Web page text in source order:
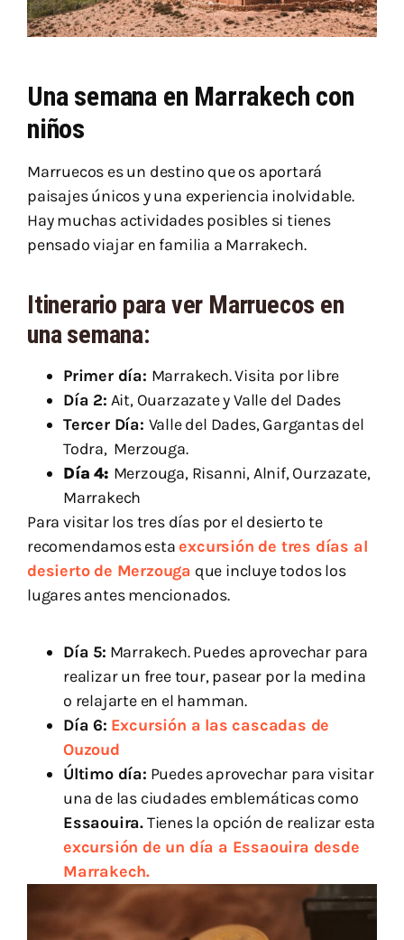
Una semana en Marrakech con
niños
Marruecos es un destino que os aportará
paisajes únicos y una experiencia inolvidable.
Hay muchas actividades posibles si tienes
pensado viajar en familia a Marrakech.
Itinerario para ver Marruecos en
una semana:
Primer día: Marrakech. Visita por libre
Día 2: Ait, Ouarzazate y Valle del Dades
Tercer Día: Valle del Dades, Gargantas del
Todra, Merzouga.
Día 4: Merzouga, Risanni, Alnif, Ourzazate,
Marrakech
Para visitar los tres días por el desierto te
recomendamos estaexcursión de tres días al
desierto de Merzouga que incluye todos los
lugares antes mencionados.
Día 5: Marrakech. Puedes aprovechar para
realizar un free tour, pasear por la medina
o relajarte en el hamman.
Día 6: Excursión a las cascadas de
Ouzoud
Último día: Puedes aprovechar para visitar
una de las ciudades emblemáticas como
Essaouira.Tienes la opción de realizar esta
excursión de un día a Essaouira desde
Marrakech.